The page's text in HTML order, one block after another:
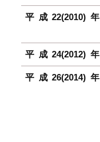
平成22(2010)年
平成24(2012)年
平成26(2014)年